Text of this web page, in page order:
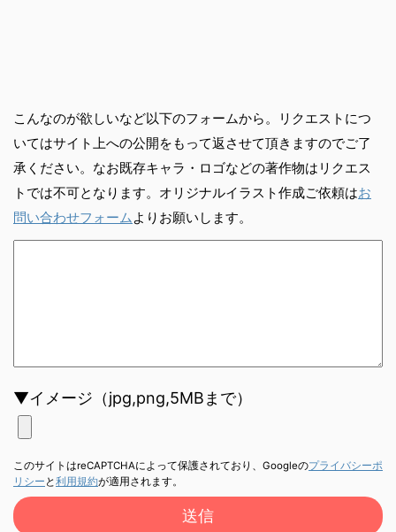
こんなのが欲しいなど以下のフォームから。リクエストにつ
いてはサイト上への公開をもって返させて頂きますのでご了
承ください。なお既存キャラ・ロゴなどの著作物はリクエス
トでは不可となります。オリジナルイラスト作成ご依頼はお
問い合わせフォーム よりお願いします。
▼イメージ（jpg,png,5MBまで）
このサイトはreCAPTCHAによって保護されており、Googleのプライバシーポ
リシー と利用規約が適用されます。